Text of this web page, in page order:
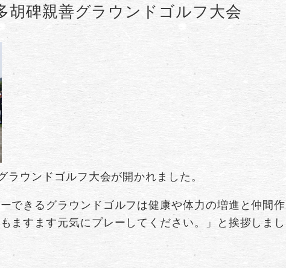
胡碑親善グラウンドゴルフ大会
ウンドゴルフ大会が開かれました。
できるグラウンドゴルフは健康や体力の増進と仲間作
ますます元気にプレーしてください。」と挨拶しまし